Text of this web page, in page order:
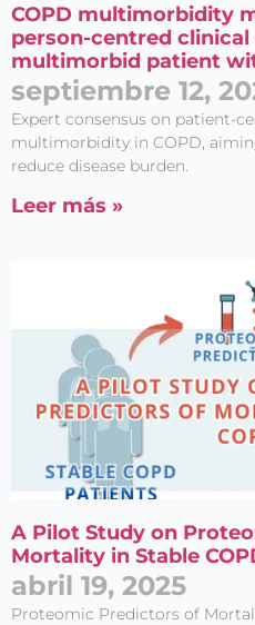
COPD multimorbidity
person-centred
multimorbid patient
septiembre 12,
Expert consensus on patient-
multimorbidity in COPD,
reduce disease burden.
Leer más »
A Pilot Study on
Mortality in Stable
abril 19, 2025
Proteomic Predictors of